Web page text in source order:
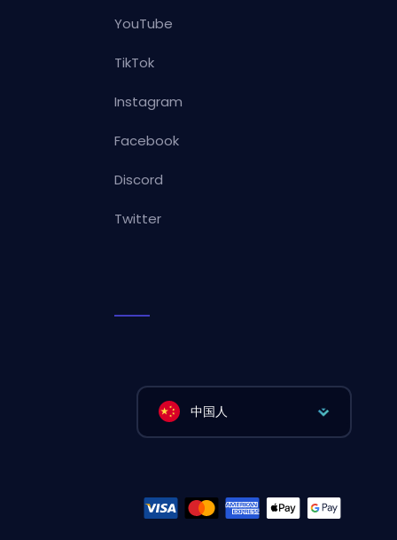
YouTube
TikTok
Instagram
Facebook
Discord
Twitter
中国人